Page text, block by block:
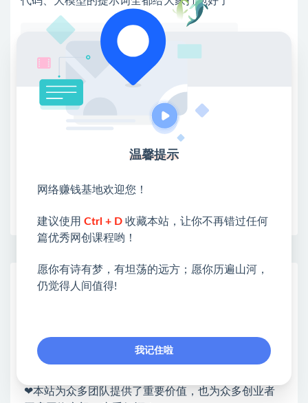
💖课程资料【免费】领取教程💖
①：点击右上角【 】三个点
②：选择【在浏览器打开】
③：点击右上方【登录】领取
限时活动：注册新用户赠送VIP
网赚基地简介
类&副业类，资源丰富 物超所值。
❤能助您：找项目 + 低成本创业 + 减少信息差 + 见识
❤本站为众多团队提供了重要价值，也为众多创业者
温馨提示
网络赚钱基地欢迎您！
建议使用 Ctrl + D 收藏本站，让你不再错过任何
篇优秀网创课程哟！
愿你有诗有梦，有坦荡的远方；愿你历遍山河，
仍觉得人间值得!
我记住啦